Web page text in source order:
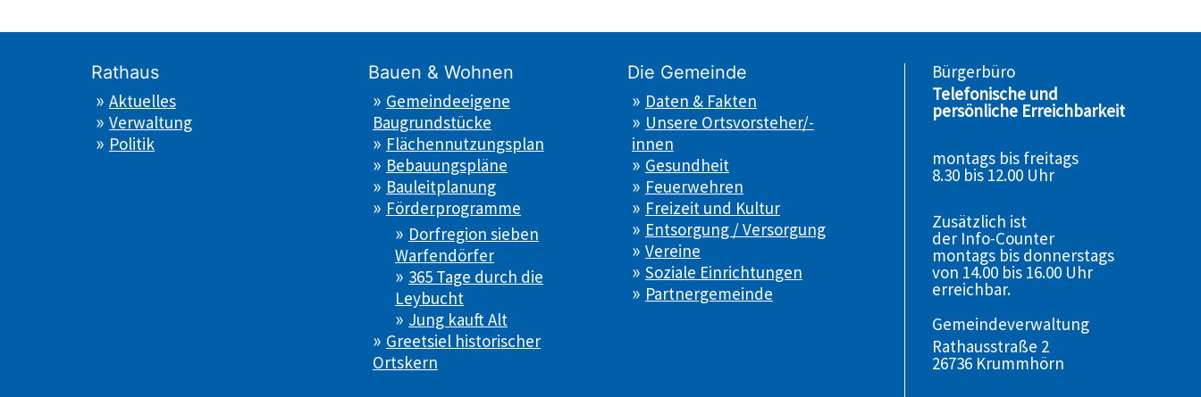
Rathaus
Aktuelles
Verwaltung
Politik
Bauen & Wohnen
Gemeindeeigene
Baugrundstücke
Flächennutzungsplan
Bebauungspläne
Bauleitplanung
Förderprogramme
Dorfregion sieben
Warfendörfer
365 Tage durch die
Leybucht
Jung kauft Alt
Greetsiel historischer
Ortskern
Die Gemeinde
Daten & Fakten
Unsere Ortsvorsteher/-
innen
Gesundheit
Feuerwehren
Freizeit und Kultur
Entsorgung / Versorgung
Vereine
Soziale Einrichtungen
Partnergemeinde
Bürgerbüro
Telefonische und
persönliche Erreichbarkeit
montags bis freitags
8.30 bis 12.00 Uhr
Zusätzlich ist
der Info-Counter
montags bis donnerstags
von 14.00 bis 16.00 Uhr
erreichbar.
Gemeindeverwaltung
Rathausstraße 2
26736 Krummhörn